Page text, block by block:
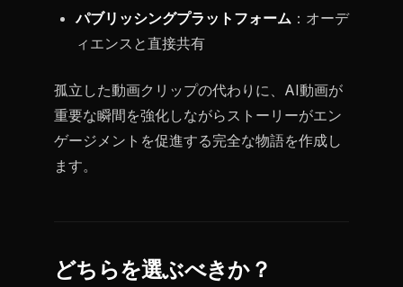
パブリッシングプラットフォーム ：オーデ
ィエンスと直接共有
孤立した動画クリップの代わりに、AI動画が
重要な瞬間を強化しながらストーリーがエン
ゲージメントを促進する完全な物語を作成し
ます。
どちらを選ぶべきか？